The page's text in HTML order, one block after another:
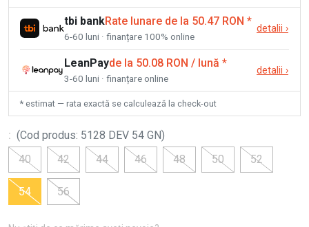
tbi bankRate lunare de la 50.47 RON *
6-60 luni · finanțare 100% online
detalii ›
LeanPayde la 50.08 RON / lună *
3-60 luni · finanțare online
detalii ›
* estimat — rata exactă se calculează la check-out
: (Cod produs: 5128 DEV 54 GN)
40
42 44 46 48 50 52
54 56